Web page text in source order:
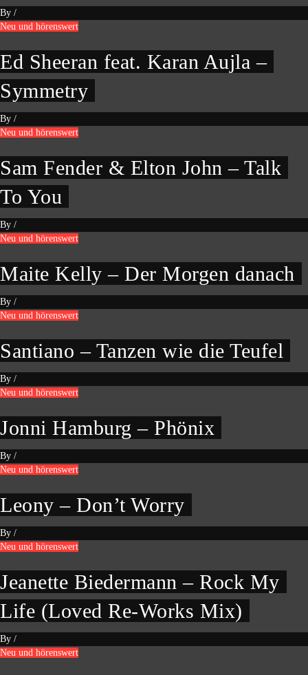
By /
Neu und hörenswert
Ed Sheeran feat. Karan Aujla –
Symmetry
By /
Neu und hörenswert
Sam Fender & Elton John – Talk
To You
By /
Neu und hörenswert
Maite Kelly – Der Morgen danach
By /
Neu und hörenswert
Santiano – Tanzen wie die Teufel
By /
Neu und hörenswert
Jonni Hamburg – Phönix
By /
Neu und hörenswert
Leony – Don’t Worry
By /
Neu und hörenswert
Jeanette Biedermann – Rock My
Life (Loved Re-Works Mix)
By /
Neu und hörenswert